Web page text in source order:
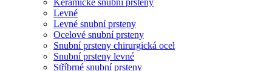
Keramické snubní prsteny
Levné
Levné snubní prsteny
Ocelové snubní prsteny
Snubní prsteny chirurgická ocel
Snubní prsteny levné
Stříbrné snubní prsteny